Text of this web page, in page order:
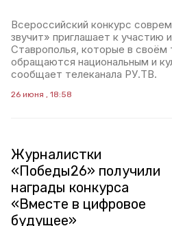
Всероссийский конкурс
звучит» приглашает к участию
Ставрополья, которые в своём
обращаются национальным и
сообщает телеканала РУ.ТВ.
26 июня , 18:58
Журналистки
«Победы26» получили
награды конкурса
«Вместе в цифровое
будущее»